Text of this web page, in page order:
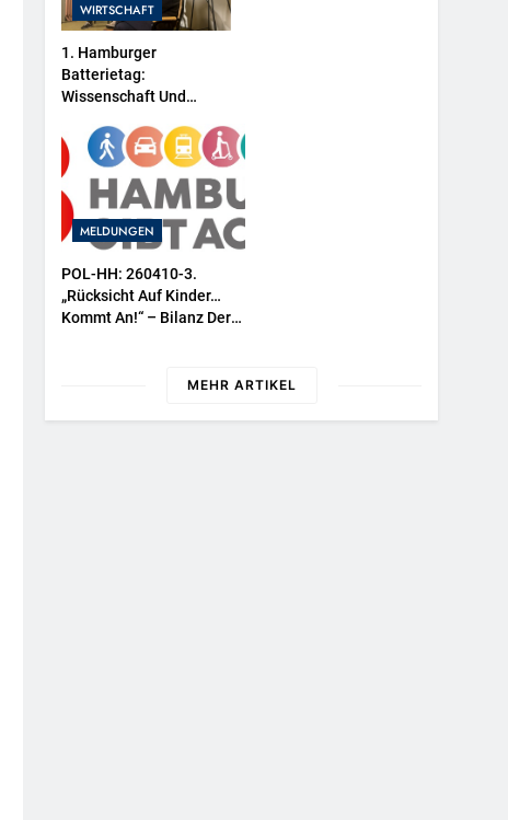
WIRTSCHAFT
1. Hamburger
Batterietag:
Wissenschaft Und
Einig / Die
Energiewende Braucht
Speicher, Nicht
Stillstand
MELDUNGEN
POL-HH: 260410-3.
„Rücksicht Auf Kinder…
Kommt An!“ – Bilanz Der
MEHR ARTIKEL